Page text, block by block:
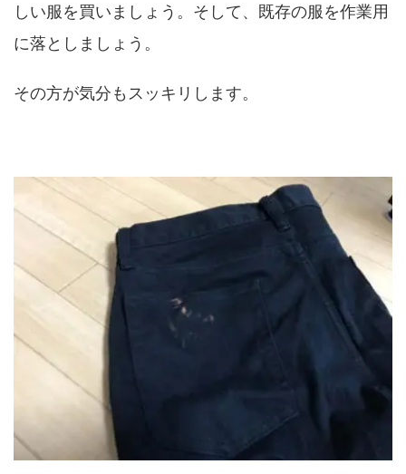
しい服を買いましょう。そして、既存の服を作業用
に落としましょう。
その方が気分もスッキリします。